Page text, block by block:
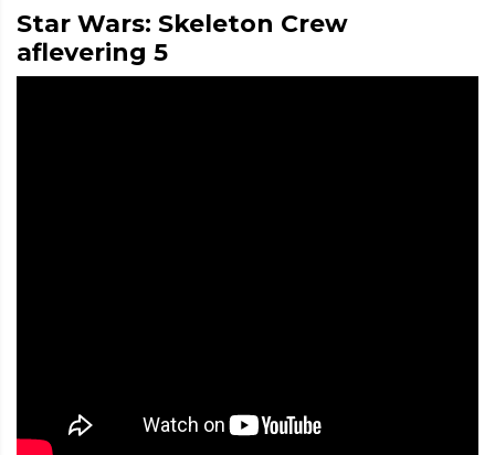
Star Wars: Skeleton Crew
aflevering 5